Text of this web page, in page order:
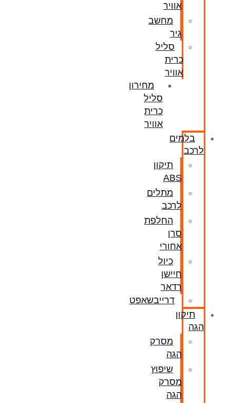
אוויר
מחשב
גיר
סליל
כרית
אוויר
מחירון
סליל
כרית
אוויר
בלמים
לרכב
תיקון
ABS
מתלים
לרכב
החלפת
סרן
אחורי
כיול
חיישן
רדאר
דרייבשאפט
תיקון
הגה
מסרק
הגה
שיפוץ
מסרק
הגה